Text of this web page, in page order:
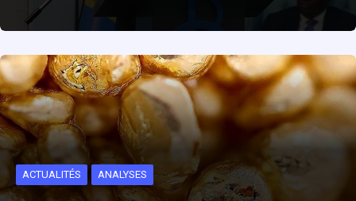
ACTUALITÉS ANALYSES